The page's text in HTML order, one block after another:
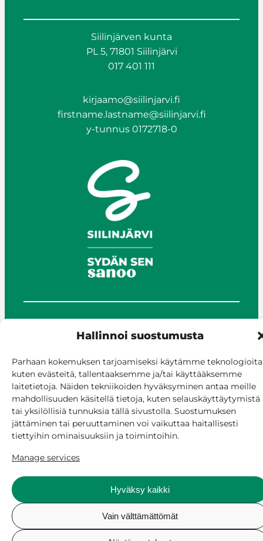
Hallinnoi suostumusta
Parhaan kokemuksen tarjoamiseksi käytämme
kuten evästeitä, tallentaaksemme ja/tai käyttääksemme
laitetietoja. Näiden tekniikoiden hyväksyminen antaa meille
mahdollisuuden käsitellä tietoja, kuten selauskäyttäytymistä
tai yksilöllisiä tunnuksia tällä sivustolla. Suostumuksen
jättäminen tai peruuttaminen voi vaikuttaa haitallisesti
tiettyihin ominaisuuksiin ja toimintoihin.
Manage services
Hyväksy kaikki
Vain välttämättömät
Siilinjärven kunta
PL 5, 71801 Siilinjärvi
017 401 111
kirjaamo@siilinjarvi.fi
firstname.lastname@siilinjarvi.fi
y-tunnus 0172718-0
© Siilinjärvi 2025
Give feedback
Online services
Billing and invoicing
Accessibility
Cookie policy
Manage consent